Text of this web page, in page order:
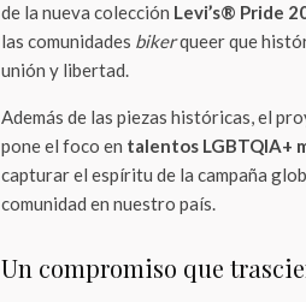
de la nueva colección Levi’s® Pride
las comunidades bikerqueer que
unión y libertad.
Además de las piezas históricas, el
pone el foco en talentos LGBTQIA+
capturar el espíritu de la campaña
comunidad en nuestro país.
Un compromiso que